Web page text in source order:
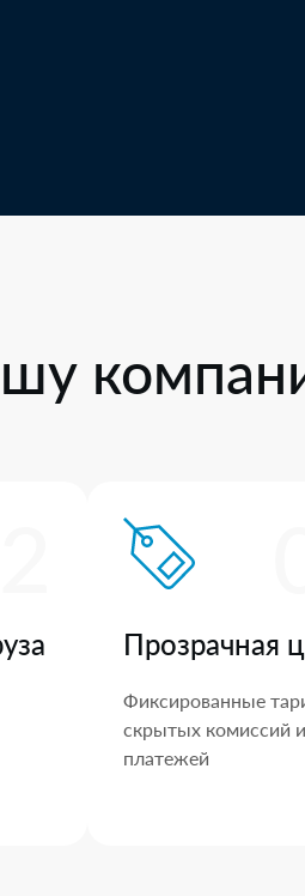
Прозрачная
Фиксированные
скрытых комиссий и
платежей